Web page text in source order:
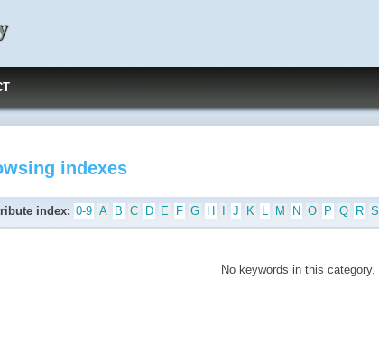
indexes
index: 0-9 A B C D E F G H J K L M N O P Q R S
No keywords in this category.